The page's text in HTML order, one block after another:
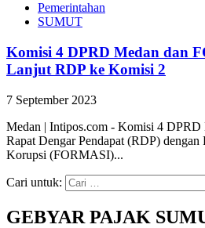
Pemerintahan
SUMUT
Komisi 4 DPRD Medan dan
Lanjut RDP ke Komisi 2
7 September 2023
Medan | Intipos.com - Komisi 4 DPRD
Rapat Dengar Pendapat (RDP)
Korupsi (FORMASI)...
Cari untuk:
GEBYAR PAJAK